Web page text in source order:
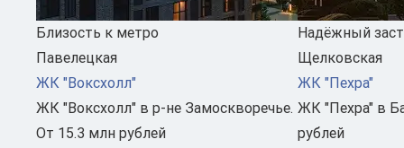
Близость к метро
Павелецкая
ЖК "Воксхолл"
ЖК "Воксхолл" в р-не Замоскворечье.
От 15.3 млн рублей
Надёжный
Щелковская
ЖК "Пехра"
ЖК "Пехра" в
рублей